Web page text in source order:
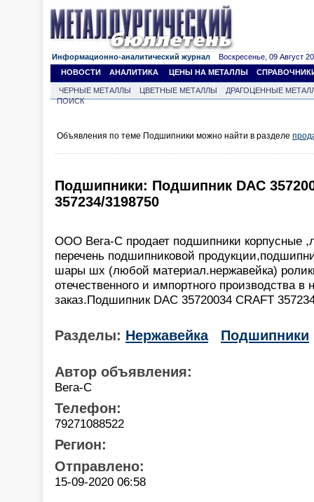
Информационно-аналитический журнал Воскресенье, 09 Август
НОВОСТИ
АНАЛИТИКА ЦЕНЫ НА МЕТАЛЛЫ
ЧЕРНЫЕ МЕТАЛЛЫ ЦВЕТНЫЕ МЕТАЛЛЫ
ДРАГОЦЕННЫЕ
ПОИСК
Объявления по теме Подшипники можно найти в разделе
Подшипники: Подшипник DAC
357234/3198750
ООО Вега-С продает подшипники корпусные
перечень подшипниковой
шары шх (любой материал.нержавейка)
отечественного и импортного производства в
заказ.Подшипник DAC 35720034 CRAFT
Разделы: Нержавейка Подшипники
Автор объявления:
Вега-С
Телефон:
79271088522
Регион:
Отправлено:
15-09-2020 06:58